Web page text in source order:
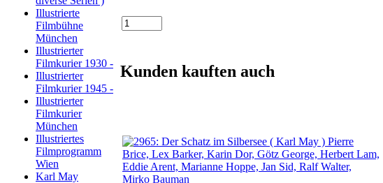
Illustrierte
Filmbühne
München
Illustrierter
Filmkurier 1930 -
Illustrierter
Filmkurier 1945 -
Illustrierter
Filmkurier
München
Illustriertes
Filmprogramm
Wien
Karl May
Kunden kauften auch